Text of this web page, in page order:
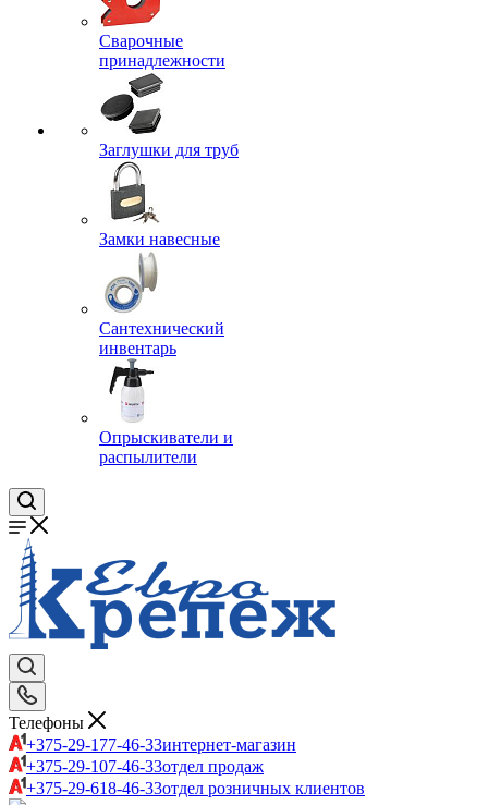
Сварочные
принадлежности
Заглушки для труб
Замки навесные
Сантехнический
инвентарь
Опрыскиватели и
распылители
Телефоны
+375-29-177-46-33интернет-магазин
+375-29-107-46-33отдел продаж
+375-29-618-46-33отдел розничных клиентов